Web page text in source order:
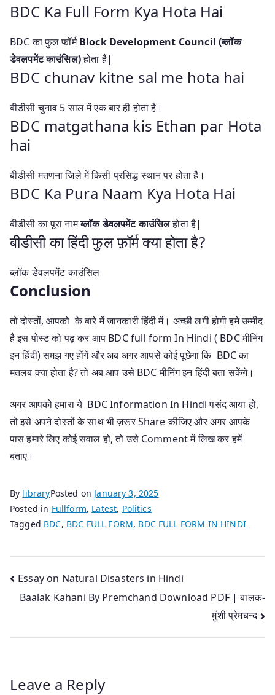
BDC Ka Full Form Kya Hota Hai
BDC का फुल फॉर्मBlock Development Council (ब्लॉक
डेवलपमेंट काउंसिल)होता है|
BDC chunav kitne sal me hota hai
बीडीसी चुनाव 5 साल में एक बार ही होता है।
BDC matgathana kis Ethan par Hota
hai
बीडीसी मतणना जिले में किसी प्रसिद्ध स्थान पर होता है।
BDC Ka Pura Naam Kya Hota Hai
बीडीसी का पूरा नामब्लॉक डेवलपमेंट काउंसिलहोता है|
बीडीसी का हिंदी फुल फ़ॉर्म क्या होता है?
ब्लॉक डेवलपमेंट काउंसिल
Conclusion
तो दोस्तों, आपको के बारे में जानकारी हिंदी में। अच्छी लगी होगी हमे उम्मीद
है इस पोस्ट को पढ़ कर आप BDC full form In Hindi ( BDC मीनिंग
इन हिंदी) समझ गए होंगें और अब अगर आपसे कोई पूछेगा कि BDC का
मतलब क्या होता है? तो अब आप उसे BDC मीनिंग इन हिंदी बता सकेंगे।
अगर आपको हमारा ये BDC Information In Hindi पसंद आया हो,
तो इसे अपने दोस्तों के साथ भी ज़रूर Share कीजिए और अगर आपके
पास हमारे लिए कोई सवाल हो, तो उसे Comment में लिख कर हमें
बताए।
By libraryPosted on January 3, 2025
Posted in Fullform, Latest, Politics
Tagged BDC, BDC FULL FORM, BDC FULL FORM IN HINDI
Post
navigation
Essay on Natural Disasters in Hindi
Baalak Kahani By Premchand Download PDF | बालक-
मुंशी प्रेमचन्द
Leave a Reply